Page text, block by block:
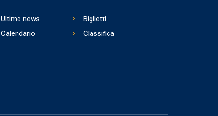
Ultime news
Biglietti
Calendario
Classifica